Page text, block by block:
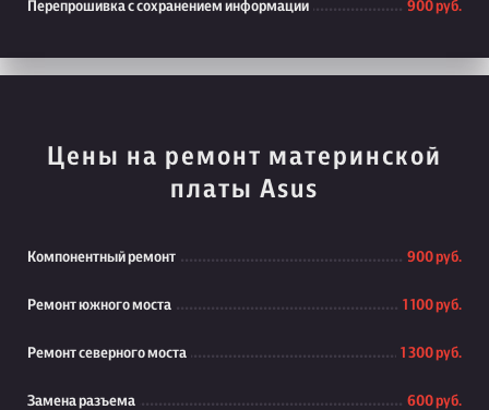
Перепрошивка с сохранением информации 900 руб.
Цены на ремонт материнской
платы Asus
Компонентный ремонт 900 руб.
Ремонт южного моста 1 100 руб.
Ремонт северного моста 1 300 руб.
Замена разъема 600 руб.